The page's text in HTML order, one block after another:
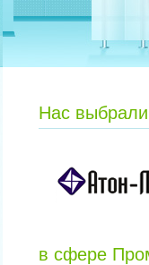
Нас выбрали
в сфере